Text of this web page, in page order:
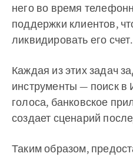
него во время
поддержки клиентов,
ликвидировать его счет.
Каждая из этих задач
инструменты — поиск в
голоса, банковское
создает сценарий
Таким образом,